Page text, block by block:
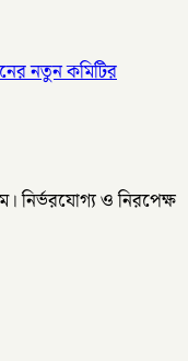
নতুন কমিটির
নির্ভরযোগ্য ও নিরপেক্ষ